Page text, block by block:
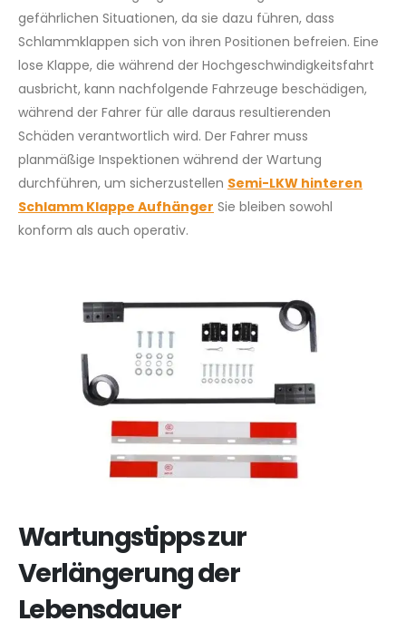
gefährlichen Situationen, da sie dazu führen, dass
Schlammklappen sich von ihren Positionen befreien. Eine
lose Klappe, die während der Hochgeschwindigkeitsfahrt
ausbricht, kann nachfolgende Fahrzeuge beschädigen,
während der Fahrer für alle daraus resultierenden
Schäden verantwortlich wird. Der Fahrer muss
planmäßige Inspektionen während der Wartung
durchführen, um sicherzustellen Semi-LKW hinteren
Schlamm Klappe Aufhänger Sie bleiben sowohl
konform als auch operativ.
Wartungstipps zur
Verlängerung der
Lebensdauer